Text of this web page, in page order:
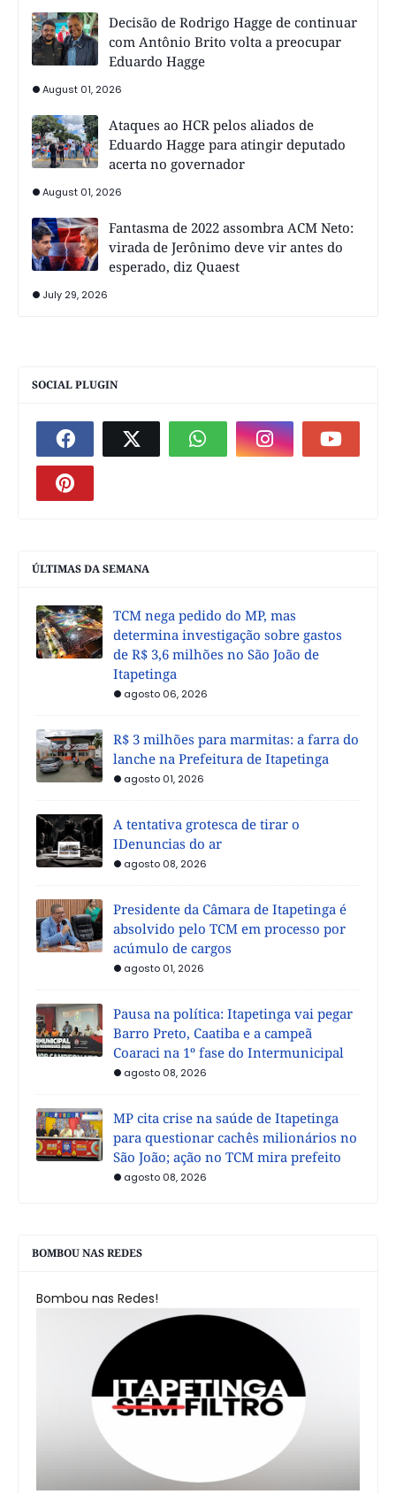
Decisão de Rodrigo Hagge de continuar
com Antônio Brito volta a preocupar
Eduardo Hagge
August 01, 2026
Ataques ao HCR pelos aliados de
Eduardo Hagge para atingir deputado
acerta no governador
August 01, 2026
Fantasma de 2022 assombra ACM Neto:
virada de Jerônimo deve vir antes do
esperado, diz Quaest
July 29, 2026
SOCIAL PLUGIN
ÚLTIMAS DA SEMANA
TCM nega pedido do MP, mas
determina investigação sobre gastos
de R$ 3,6 milhões no São João de
Itapetinga
agosto 06, 2026
R$ 3 milhões para marmitas: a farra do
lanche na Prefeitura de Itapetinga
agosto 01, 2026
A tentativa grotesca de tirar o
IDenuncias do ar
agosto 08, 2026
Presidente da Câmara de Itapetinga é
absolvido pelo TCM em processo por
acúmulo de cargos
agosto 01, 2026
Pausa na política: Itapetinga vai pegar
Barro Preto, Caatiba e a campeã
Coaraci na 1º fase do Intermunicipal
agosto 08, 2026
MP cita crise na saúde de Itapetinga
para questionar cachês milionários no
São João; ação no TCM mira prefeito
agosto 08, 2026
BOMBOU NAS REDES
Bombou nas Redes!